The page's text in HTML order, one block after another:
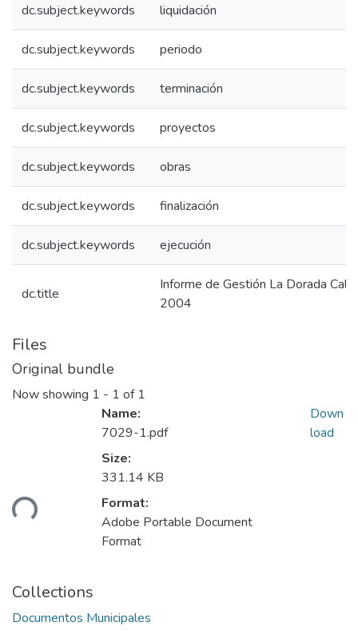
dc.subject.keywords liquidación
dc.subject.keywords periodo
dc.subject.keywords terminación
dc.subject.keywords proyectos
dc.subject.keywords obras
dc.subject.keywords finalización
dc.subject.keywords ejecución
dc.title
Informe de Gestión La Dorada
2004
Files
Original bundle
Now showing 1 - 1 of 1
Name:
7029-1.pdf
Size:
331.14 KB
Format:
Adobe Portable Document
Format
Down
load
Collections
Documentos Municipales